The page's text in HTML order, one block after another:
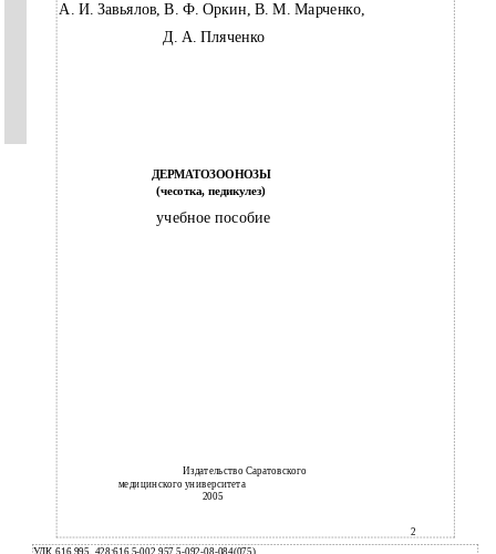
А. И. Завьялов, В. Ф. Оркин, В. М. Марченко,
Д. А. Пляченко
ДЕРМАТОЗООНОЗЫ
(чесотка, педикулез)
учебное пособие
Издательство Саратовского
медицинского университета
2005
2
УДК 616.995. 428:616.5-002.957.5-092-08-084(075)